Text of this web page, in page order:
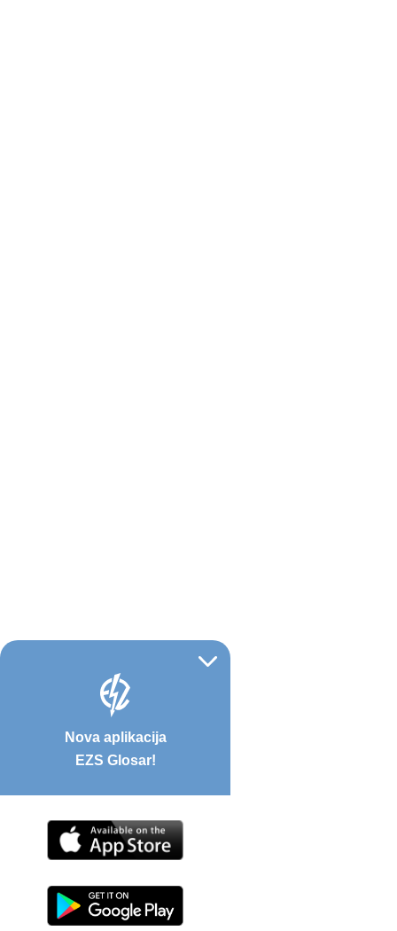
Nova aplikacija
EZS Glosar!